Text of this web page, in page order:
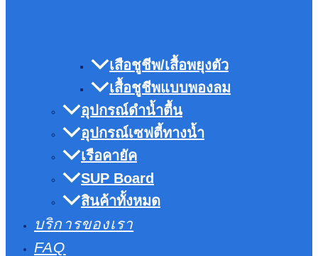
เสือชูชีพ/เสื้อพยุงตัว
เสื้อชูชีพแบบพองลม
อุปกรณ์ดำน้ำตื้น
อุปกรณ์เซฟตี้ทางน้ำ
เรือคายัค
SUP Board
สินค้าทั้งหมด
บริการของเรา
FAQ